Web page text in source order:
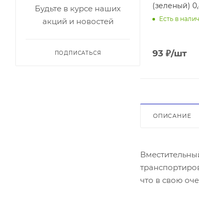
(зеленый)
Есть в
93 ₽/шт
ОПИСАНИЕ
что в свою
Будьте в курсе наших
акций и новостей
ПОДПИСАТЬСЯ